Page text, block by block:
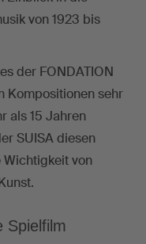
von 1923 bis
der FONDATION
Kompositionen sehr
als 15 Jahren
SUISA diesen
von
Spielfilm